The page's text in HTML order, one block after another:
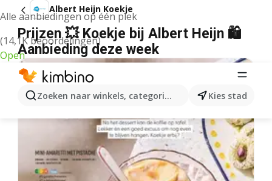
Alle aanbiedingen op één plek
(14,1K beoordelingen)
Open
Zoeken naar winkels, categorieën, producten...
Kies stad
Albert Heijn Koekje
Prijzen 💥 Koekje bij Albert Heijn 🛍️
Aanbieding deze week